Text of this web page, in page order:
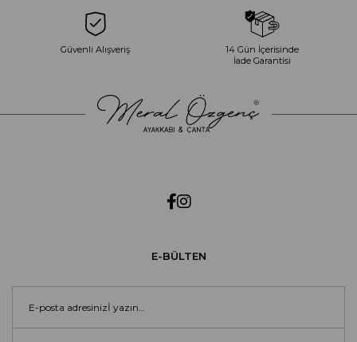
Güvenli Alışveriş
14 Gün İçerisinde
İade Garantisi
E-BÜLTEN